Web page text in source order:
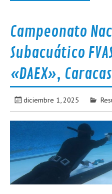
Campeonato
Subacuático
«DAEX»,
diciembre 1, 2025